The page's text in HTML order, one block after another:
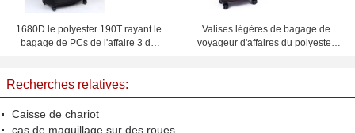
1680D le polyester 190T rayant le
bagage de PCs de l'affaire 3 de
Valises légères de bagage de
voyageur d'affaires du polyester
Recherches relatives:
Caisse de chariot
cas de maquillage sur des roues